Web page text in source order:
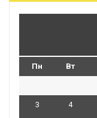
Пн Вт
3 4